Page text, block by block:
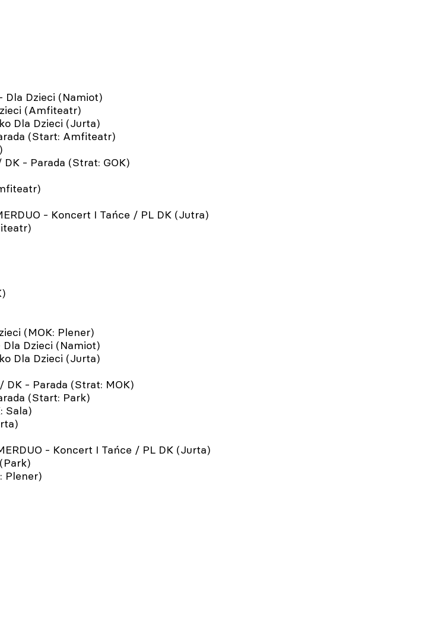
Dla Dzieci (Namiot)
(Amfiteatr)
Dla Dzieci (Jurta)
(Start: Amfiteatr)
DK - Parada (Strat: GOK)
- Koncert I Tańce / PL DK (Jutra)
(MOK: Plener)
Dla Dzieci (Namiot)
Dla Dzieci (Jurta)
DK - Parada (Strat: MOK)
(Start: Park)
Sala)
- Koncert I Tańce / PL DK (Jurta)
Plener)